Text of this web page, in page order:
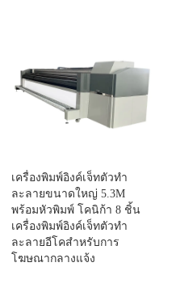
เครื่องพิมพ์อิงค์เจ็ทตัวทำ
ละลายขนาดใหญ่ 5.3M
พร้อมหัวพิมพ์ โคนิก้า 8 ชิ้น
เครื่องพิมพ์อิงค์เจ็ทตัวทำ
ละลายอีโคสำหรับการ
โฆษณากลางแจ้ง